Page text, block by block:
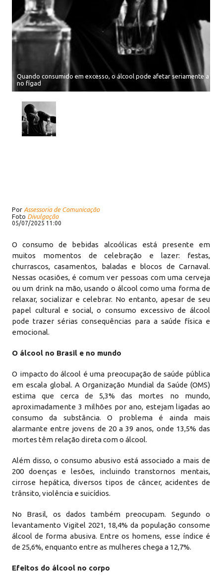
Quando consumido em excesso, o álcool pode afetar seriamente a
no fígad
Por Assessoria de Comunicação
Foto Divulgação
05/07/2025 11:00
O consumo de bebidas alcoólicas está presente em
muitos momentos de celebração e lazer: festas,
churrascos, casamentos, baladas e blocos de Carnaval.
Nessas ocasiões, é comum ver pessoas com uma cerveja
ou um drink na mão, usando o álcool como uma forma de
relaxar, socializar e celebrar. No entanto, apesar de seu
papel cultural e social, o consumo excessivo de álcool
pode trazer sérias consequências para a saúde física e
emocional.
O álcool no Brasil e no mundo
O impacto do álcool é uma preocupação de saúde pública
em escala global. A Organização Mundial da Saúde (OMS)
estima que cerca de 5,3% das mortes no mundo,
aproximadamente 3 milhões por ano, estejam ligadas ao
consumo da substância. O problema é ainda mais
alarmante entre jovens de 20 a 39 anos, onde 13,5% das
mortes têm relação direta com o álcool.
Além disso, o consumo abusivo está associado a mais de
200 doenças e lesões, incluindo transtornos mentais,
cirrose hepática, diversos tipos de câncer, acidentes de
trânsito, violência e suicídios.
No Brasil, os dados também preocupam. Segundo o
levantamento Vigitel 2021, 18,4% da população consome
álcool de forma abusiva. Entre os homens, esse índice é
de 25,6%, enquanto entre as mulheres chega a 12,7%.
Efeitos do álcool no corpo